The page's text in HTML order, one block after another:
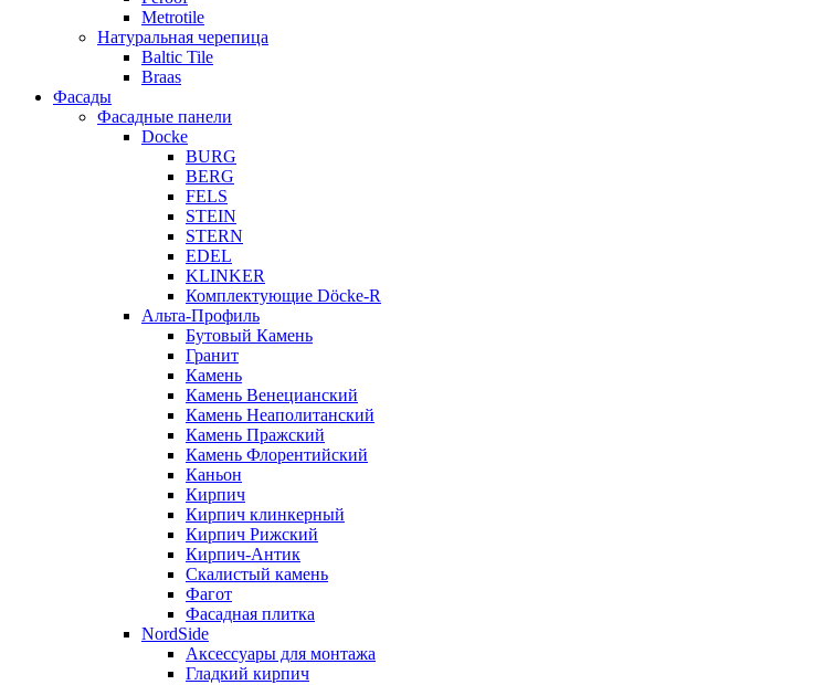
Metrotile
Натуральная черепица
Baltic Tile
Braas
Фасады
Фасадные панели
Docke
BURG
BERG
FELS
STEIN
STERN
EDEL
KLINKER
Комплектующие Döcke-R
Альта-Профиль
Бутовый Камень
Гранит
Камень
Камень Венецианский
Камень Неаполитанский
Камень Пражский
Камень Флорентийский
Каньон
Кирпич
Кирпич клинкерный
Кирпич Рижский
Кирпич-Антик
Скалистый камень
Фагот
Фасадная плитка
NordSide
Аксессуары для монтажа
Гладкий кирпич